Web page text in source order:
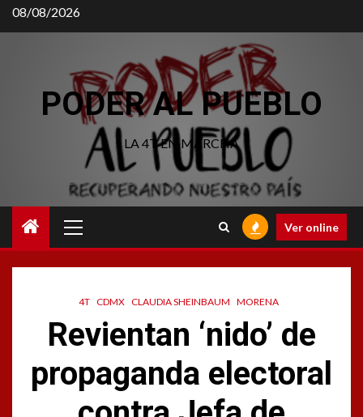
Saltar
al
08/08/2026
PODER AL PUEBLO
LA 4T EN MARCHA
principal
Ver online
4T CDMX CLAUDIA SHEINBAUM MORENA
Revientan ‘nido’ de
propaganda electoral